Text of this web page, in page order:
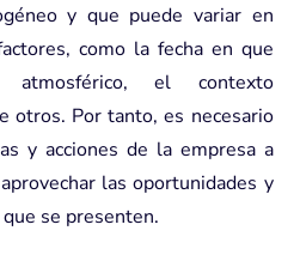
y que puede variar en
como la fecha en que
el contexto
otros. Por tanto, es necesario
y acciones de la empresa a
las oportunidades y
se presenten.